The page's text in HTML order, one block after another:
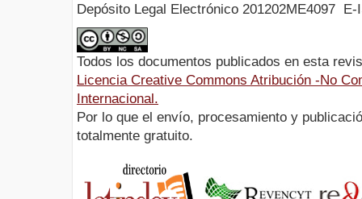
Depósito Legal Electrónico 201202ME4097 E-
Todos los documentos publicados en esta
Licencia Creative Commons Atribución -No
Internacional.
Por lo que el envío, procesamiento y
totalmente gratuito.